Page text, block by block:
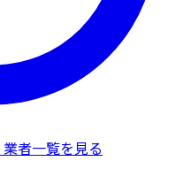
業者一覧を見る